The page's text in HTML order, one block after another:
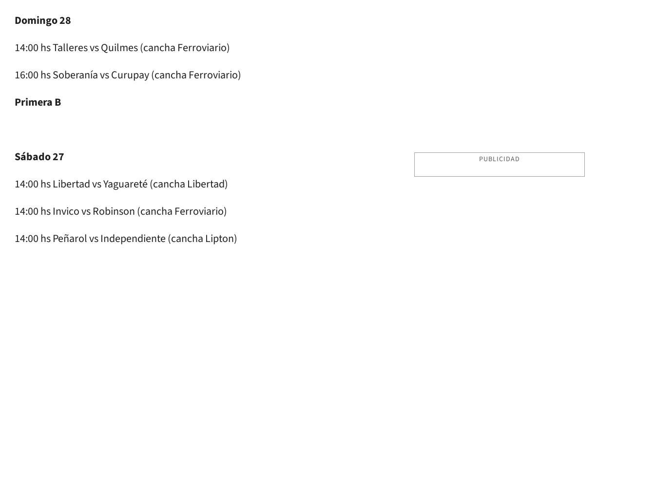
Domingo 28
14:00 hs Talleres vs Quilmes (cancha Ferroviario)
16:00 hs Soberanía vs Curupay (cancha Ferroviario)
Primera B
Sábado 27
14:00 hs Libertad vs Yaguareté (cancha Libertad)
14:00 hs Invico vs Robinson (cancha Ferroviario)
14:00 hs Peñarol vs Independiente (cancha Lipton)
PUBLICIDAD